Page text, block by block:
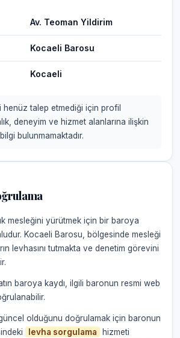
Av. Teoman Yildirim
Kocaeli Barosu
Kocaeli
talep etmediği için profil
deneyim ve hizmet alanlarına ilişkin
bulunmamaktadır.
mesleğini yürütmek için bir baroya
Kocaeli Barosu, bölgesinde mesleği
levhasını tutmakta ve denetim görevini
baroya kaydı, ilgili baronun resmi web
güncel olduğunu doğrulamak için baronun
levha sorgulama
hizmeti